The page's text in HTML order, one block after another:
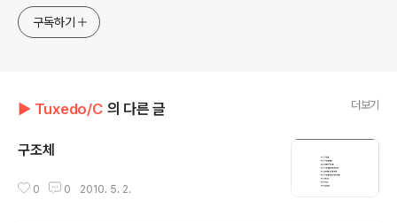
구독하기
▶ Tuxedo/C 의 다른 글 더보기
구조체
0 0 2010. 5. 2.